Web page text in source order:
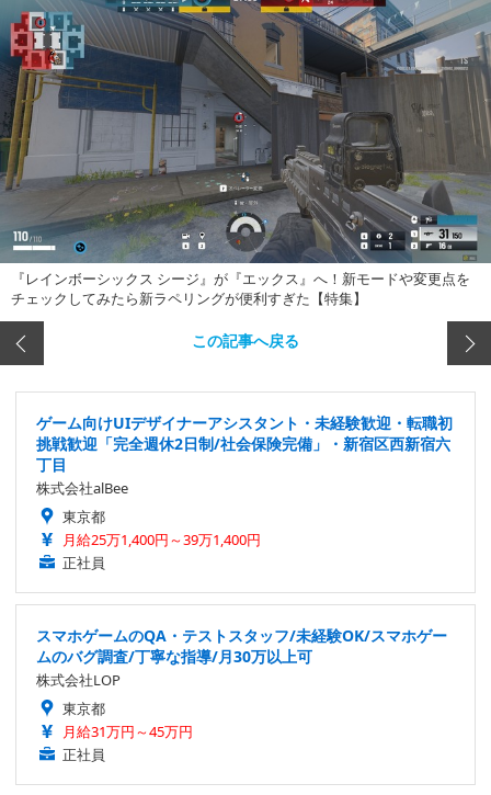
『レインボーシックス シージ』が『エックス』へ！新モードや変更点を
チェックしてみたら新ラペリングが便利すぎた【特集】
この記事へ戻る
ゲーム向けUIデザイナーアシスタント・未経験歓迎・転職初
挑戦歓迎「完全週休2日制/社会保険完備」・新宿区西新宿六
丁目
株式会社alBee
東京都
月給25万1,400円～39万1,400円
正社員
スマホゲームのQA・テストスタッフ/未経験OK/スマホゲー
ムのバグ調査/丁寧な指導/月30万以上可
株式会社LOP
東京都
月給31万円～45万円
正社員